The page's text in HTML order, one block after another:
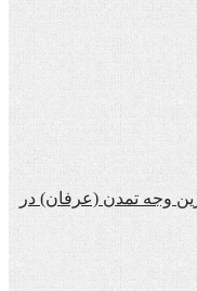
وجه تمدن (عرفان) در